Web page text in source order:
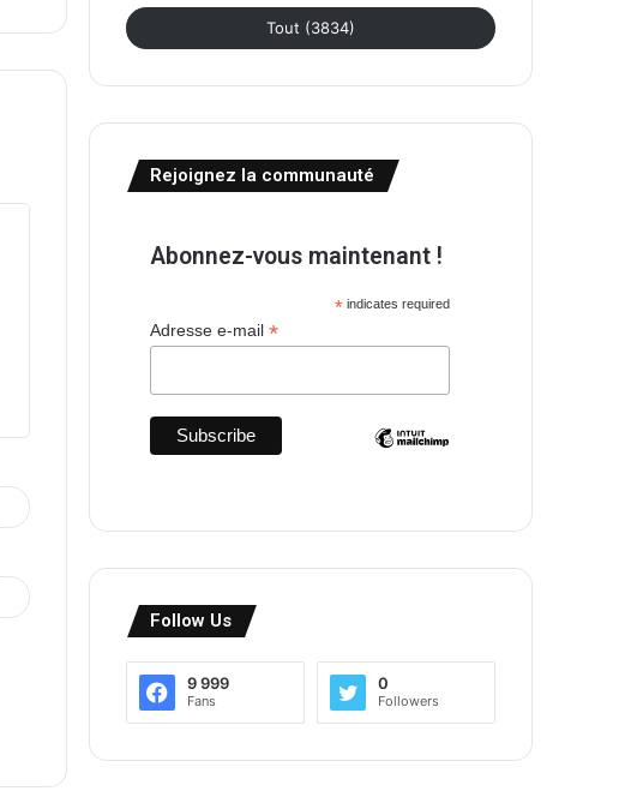
Tout (3834)
Rejoignez la communauté
Abonnez-vous maintenant !
*indicates required
Adresse e-mail*
Follow Us
9 999
Fans
0
Followers